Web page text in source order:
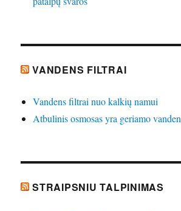
VANDENS FILTRAI
Vandens filtrai nuo kalkių namui
Atbulinis osmosas yra geriamo
STRAIPSNIU TALPINIMAS